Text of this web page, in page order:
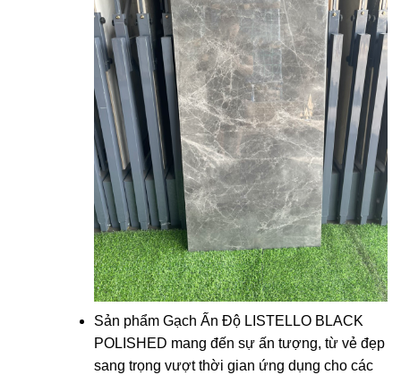
Sản phẩm Gạch Ấn Độ LISTELLO BLACK
POLISHED mang đến sự ấn tượng, từ vẻ đẹp
sang trọng vượt thời gian ứng dụng cho các